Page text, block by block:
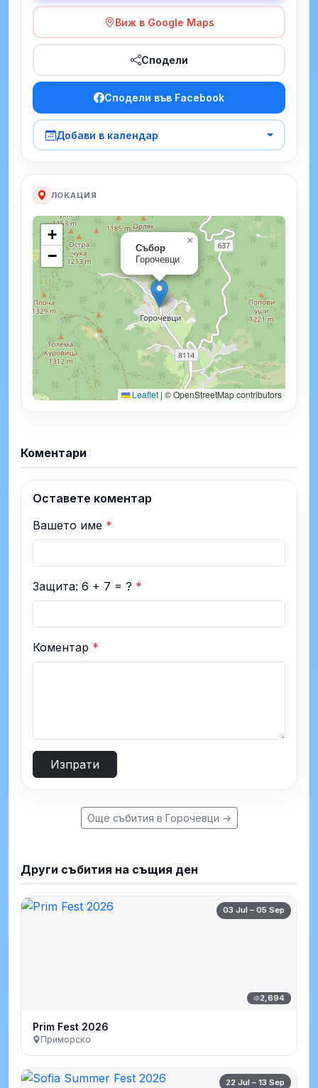
Виж в Google Maps
Сподели
Сподели във Facebook
Добави в календар
ЛОКАЦИЯ
Събор
Горочевци
×
+
−
Leaflet | © OpenStreetMap contributors
Коментари
Оставете коментар
Вашето име *
Защита: 6 + 7 = ? *
Коментар *
Изпрати
Още събития в Горочевци →
Други събития на същия ден
03 Jul – 05 Sep
2,694
Prim Fest 2026
Приморско
22 Jul – 13 Sep